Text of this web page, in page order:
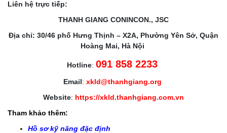
Liên hệ trực tiếp:
THANH GIANG CONINCON., JSC
Địa chỉ: 30/46 phố Hưng Thịnh – X2A, Phường Yên Sở, Quận
Hoàng Mai, Hà Nội
Hotline: 091 858 2233
Email: xkld@thanhgiang.org
Website: https://xkld.thanhgiang.com.vn
Tham khảo thêm:
Hồ sơ kỹ năng đặc định